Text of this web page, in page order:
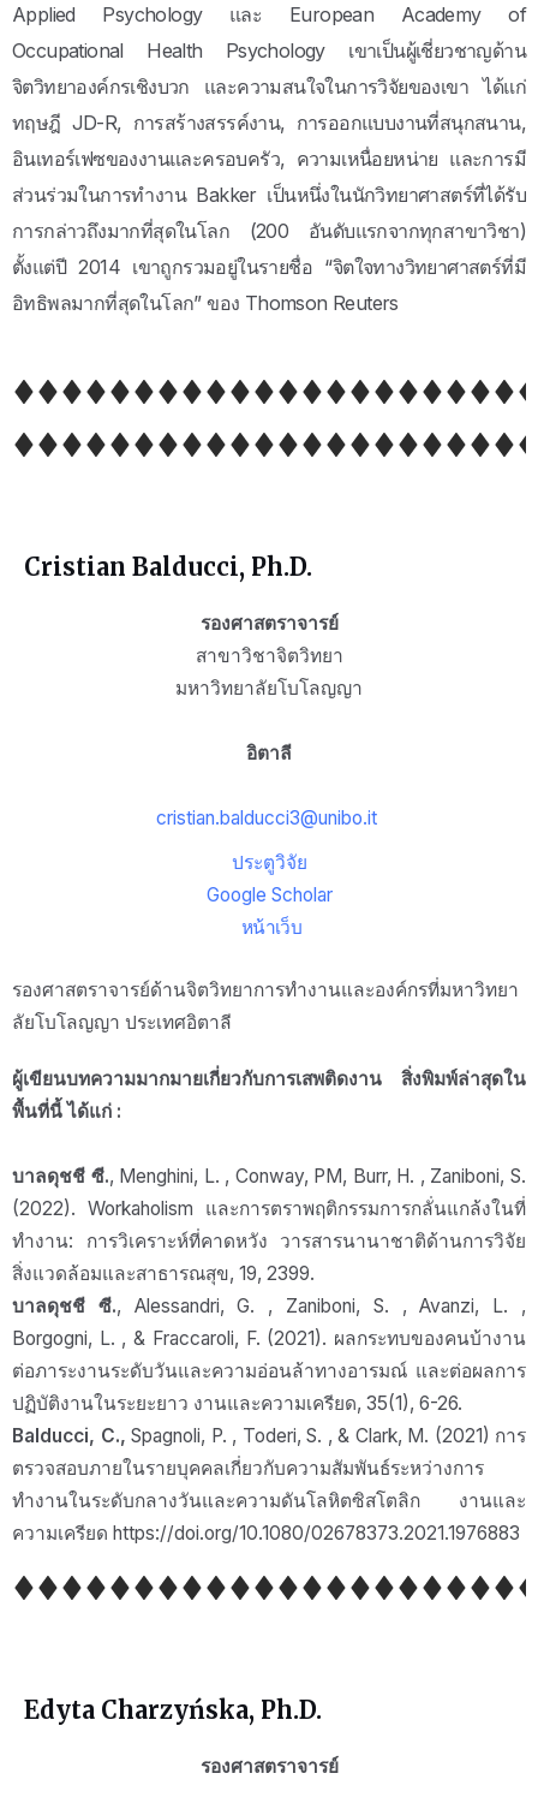
Applied Psychology และ European Academy of
Occupational Health Psychology เขาเป็นผู้เชี่ยวชาญด้าน
จิตวิทยาองค์กรเชิงบวก และความสนใจในการวิจัยของเขา ได้แก่
ทฤษฎี JD-R, การสร้างสรรค์งาน, การออกแบบงานที่สนุกสนาน,
อินเทอร์เฟซของงานและครอบครัว, ความเหนื่อยหน่าย และการมี
ส่วนร่วมในการทำงาน Bakker เป็นหนึ่งในนักวิทยาศาสตร์ที่ได้รับ
การกล่าวถึงมากที่สุดในโลก (200 อันดับแรกจากทุกสาขาวิชา)
ตั้งแต่ปี 2014 เขาถูกรวมอยู่ในรายชื่อ “จิตใจทางวิทยาศาสตร์ที่มี
อิทธิพลมากที่สุดในโลก” ของ Thomson Reuters
Cristian Balducci, Ph.D.
รองศาสตราจารย์
สาขาวิชาจิตวิทยา
มหาวิทยาลัยโบโลญญา
อิตาลี
cristian.balducci3@unibo.it
ประตูวิจัย
Google Scholar
หน้าเว็บ
รองศาสตราจารย์ด้านจิตวิทยาการทำงานและองค์กรที่มหาวิทยา
ลัยโบโลญญา ประเทศอิตาลี
ผู้เขียนบทความมากมายเกี่ยวกับการเสพติดงาน สิ่งพิมพ์ล่าสุดใน
พื้นที่นี้ ได้แก่ :
บาลดุชชี ซี., Menghini, L. , Conway, PM, Burr, H. , Zaniboni, S.
(2022). Workaholism และการตราพฤติกรรมการกลั่นแกล้งในที่
ทำงาน: การวิเคราะห์ที่คาดหวัง วารสารนานาชาติด้านการวิจัย
สิ่งแวดล้อมและสาธารณสุข, 19, 2399.
บาลดุชชี ซี., Alessandri, G. , Zaniboni, S. , Avanzi, L. ,
Borgogni, L. , & Fraccaroli, F. (2021). ผลกระทบของคนบ้างาน
ต่อภาระงานระดับวันและความอ่อนล้าทางอารมณ์ และต่อผลการ
ปฏิบัติงานในระยะยาว งานและความเครียด, 35(1), 6-26.
Balducci, C., Spagnoli, P. , Toderi, S. , & Clark, M. (2021) การ
ตรวจสอบภายในรายบุคคลเกี่ยวกับความสัมพันธ์ระหว่างการ
ทำงานในระดับกลางวันและความดันโลหิตซิสโตลิก งานและ
ความเครียด https://doi.org/10.1080/02678373.2021.1976883
Edyta Charzyńska, Ph.D.
รองศาสตราจารย์